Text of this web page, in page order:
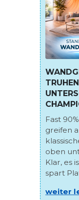
Fast
greifen
oben
Klar, es
spart
weiter